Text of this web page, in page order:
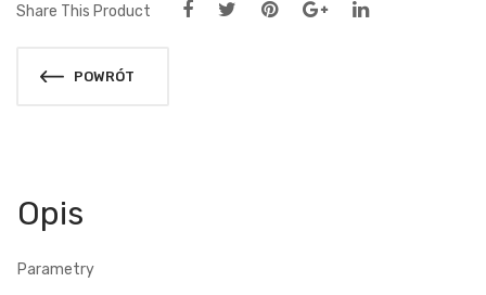
Share This Product
POWRÓT
Opis
Parametry